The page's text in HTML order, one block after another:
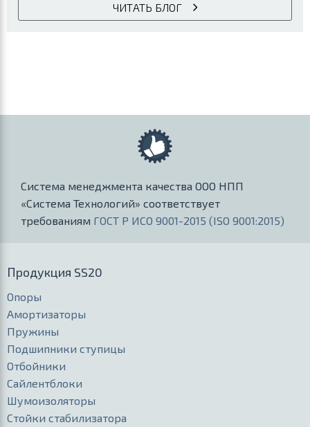
ЧИТАТЬ БЛОГ
Система менеджмента качества ООО НПП
«Система Технологий» соответствует
требованиям ГОСТ Р ИСО 9001-2015 (ISO 9001:2015)
Продукция SS20
Опоры
Амортизаторы
Пружины
Подшипники ступицы
Отбойники
Сайлентблоки
Шумоизоляторы
Стойки стабилизатора